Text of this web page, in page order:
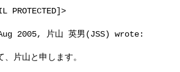
PROTECTED]>
2005, 片山 英男(JSS) wrote:
片山と申します。